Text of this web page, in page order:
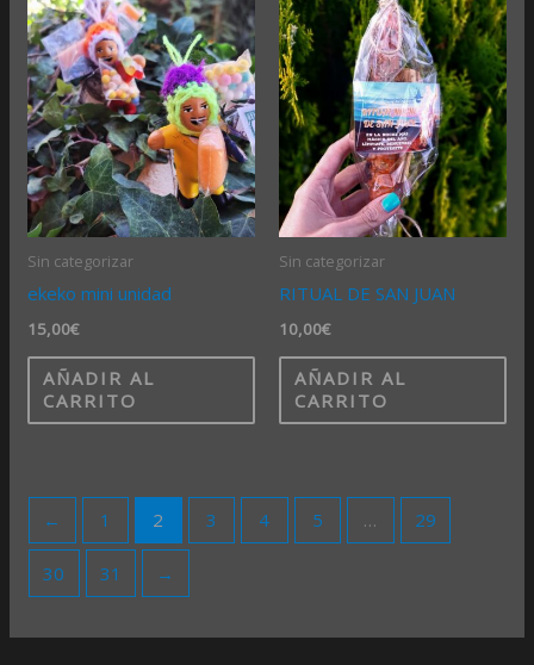
Sin categorizar
ekeko mini unidad
15,00€
AÑADIR AL
CARRITO
Sin categorizar
RITUAL DE SAN JUAN
10,00€
AÑADIR AL
CARRITO
← 1 2 3 4 5 … 29
30 31 →